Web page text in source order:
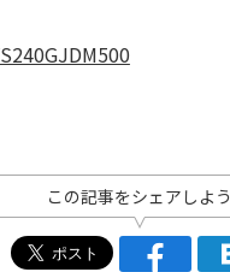
この記事をシェアしよう